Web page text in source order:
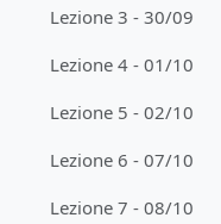
Lezione 3 - 30/09
Lezione 4 - 01/10
Lezione 5 - 02/10
Lezione 6 - 07/10
Lezione 7 - 08/10